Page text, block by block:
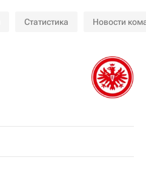
Статистика Новости